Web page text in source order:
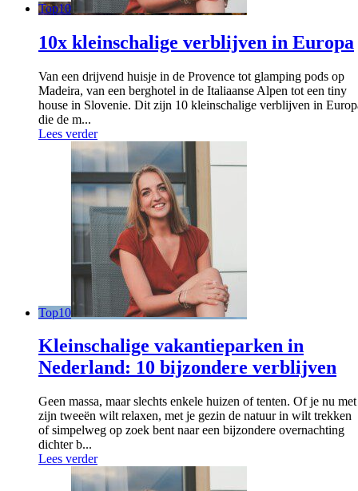
Top10
10x kleinschalige verblijven in Europa
Van een drijvend huisje in de Provence tot glamping pods op
Madeira, van een berghotel in de Italiaanse Alpen tot een tiny
house in Slovenie. Dit zijn 10 kleinschalige verblijven in
die de m...
Lees verder
Top10
Kleinschalige vakantieparken in
Nederland: 10 bijzondere verblijven
Geen massa, maar slechts enkele huizen of tenten. Of je nu met
zijn tweeën wilt relaxen, met je gezin de natuur in wilt trekken
of simpelweg op zoek bent naar een bijzondere overnachting
dichter b...
Lees verder